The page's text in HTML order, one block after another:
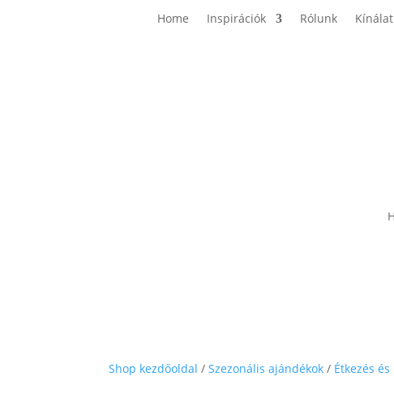
Home Inspirációk Rólunk
Shop kezdőoldal /Szezonális ajándékok / Étkezés és